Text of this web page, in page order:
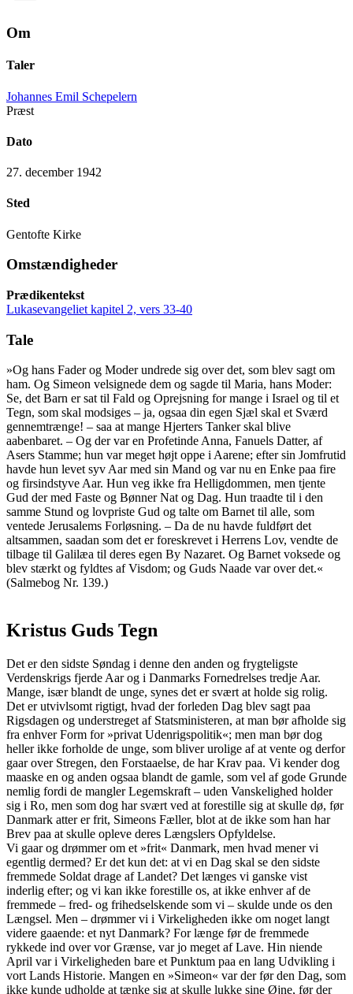
Om
Taler
Johannes Emil Schepelern
Præst
Dato
27. december 1942
Sted
Gentofte Kirke
Omstændigheder
Prædikentekst
Lukasevangeliet kapitel 2, vers 33-40
Tale
»Og hans Fader og Moder undrede sig over det, som blev sagt om
ham. Og Simeon velsignede dem og sagde til Maria, hans Moder:
Se, det Barn er sat til Fald og Oprejsning for mange i Israel og til et
Tegn, som skal modsiges – ja, ogsaa din egen Sjæl skal et Sværd
gennemtrænge! – saa at mange Hjerters Tanker skal blive
aabenbaret. – Og der var en Profetinde Anna, Fanuels Datter, af
Asers Stamme; hun var meget højt oppe i Aarene; efter sin Jomfrutid
havde hun levet syv Aar med sin Mand og var nu en Enke paa fire
og firsindstyve Aar. Hun veg ikke fra Helligdommen, men tjente
Gud der med Faste og Bønner Nat og Dag. Hun traadte til i den
samme Stund og lovpriste Gud og talte om Barnet til alle, som
ventede Jerusalems Forløsning. – Da de nu havde fuldført det
altsammen, saadan som det er foreskrevet i Herrens Lov, vendte de
tilbage til Galilæa til deres egen By Nazaret. Og Barnet voksede og
blev stærkt og fyldtes af Visdom; og Guds Naade var over det.«
(Salmebog Nr. 139.)
Kristus Guds Tegn
Det er den sidste Søndag i denne den anden og frygteligste
Verdenskrigs fjerde Aar og i Danmarks Fornedrelses tredje Aar.
Mange, især blandt de unge, synes det er svært at holde sig rolig.
Det er utvivlsomt rigtigt, hvad der forleden Dag blev sagt paa
Rigsdagen og understreget af Statsministeren, at man bør afholde sig
fra enhver Form for »privat Udenrigspolitik«; men man bør dog
heller ikke forholde de unge, som bliver urolige af at vente og derfor
gaar over Stregen, den Forstaaelse, de har Krav paa. Vi kender dog
maaske en og anden ogsaa blandt de gamle, som vel af gode Grunde
nemlig fordi de mangler Legemskraft – uden Vanskelighed holder
sig i Ro, men som dog har svært ved at forestille sig at skulle dø, før
Danmark atter er frit, Simeons Fæller, blot at de ikke som han har
Brev paa at skulle opleve deres Længslers Opfyldelse.
Vi gaar og drømmer om et »frit« Danmark, men hvad mener vi
egentlig dermed? Er det kun det: at vi en Dag skal se den sidste
fremmede Soldat drage af Landet? Det længes vi ganske vist
inderlig efter; og vi kan ikke forestille os, at ikke enhver af de
fremmede – fred- og frihedselskende som vi – skulde unde os den
Længsel. Men – drømmer vi i Virkeligheden ikke om noget langt
videre gaaende: et nyt Danmark? For længe før de fremmede
rykkede ind over vor Grænse, var jo meget af Lave. Hin niende
April var i Virkeligheden bare et Punktum paa en lang Udvikling i
vort Lands Historie. Mangen en »Simeon« var der før den Dag, som
ikke kunde udholde at tænke sig at skulle lukke sine Øjne, før der